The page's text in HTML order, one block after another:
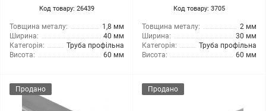
Код товару: 26439
Товщина металу:
1,8 мм
Ширина:
40 мм
Категорія:
Труба профільна
Висота:
60 мм
Код товару: 3705
Товщина металу:
2 мм
Ширина:
30 мм
Категорія:
Труба профільна
Висота:
60 мм
Продано Продано